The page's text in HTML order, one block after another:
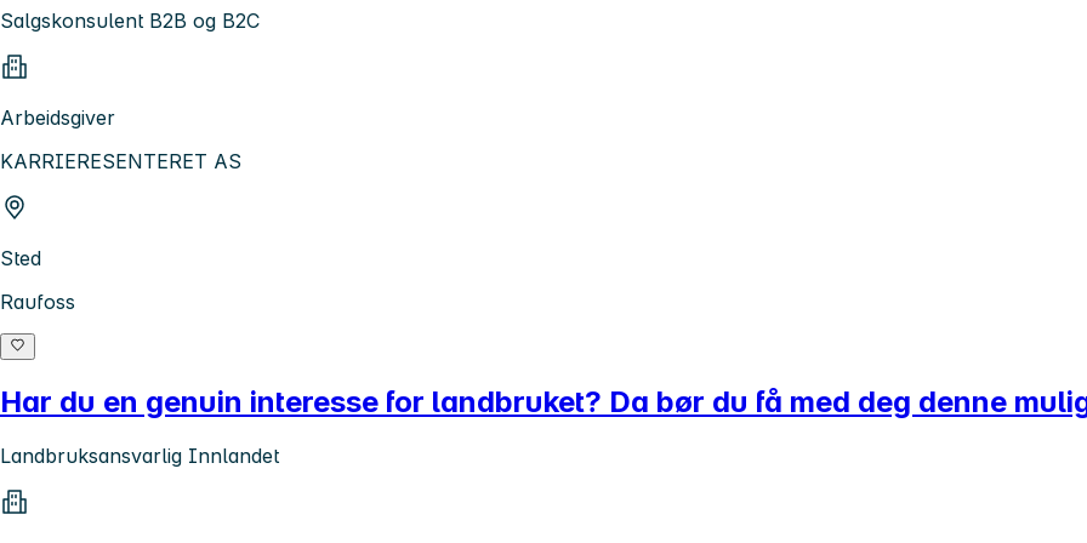
Salgskonsulent B2B og B2C
Arbeidsgiver
KARRIERESENTERET AS
Sted
Raufoss
Har du en genuin interesse for landbruket? Da bør du få med deg denne
Landbruksansvarlig Innlandet